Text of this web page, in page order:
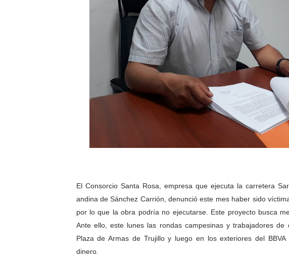
HIDRANDINA: POR FIESTAS PATRIAS
La Universidad de Piura comparte su
OSIPTEL: empresas operadoras están
Yape habilita envío de remesas a
Decano de Economistas: nuevo gobierno
Concrevía impulsa la construcción de vías
El Consorcio Santa Rosa, empresa que ejecuta la carretera
andina de Sánchez Carrión, denunció este mes haber sido
por lo que la obra podría no ejecutarse. Este proyecto busca
Ante ello, este lunes las rondas campesinas y trabajadores
Plaza de Armas de Trujillo y luego en los exteriores del
dinero.